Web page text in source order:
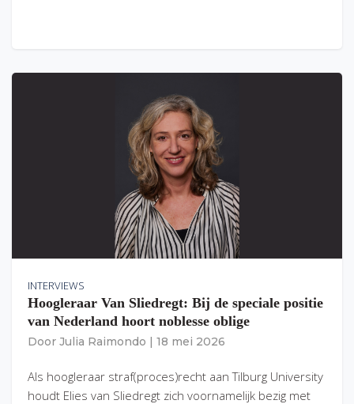
INTERVIEWS
Hoogleraar Van Sliedregt: Bij de speciale positie
van Nederland hoort noblesse oblige
Door Julia Raimondo 18 mei 2026
Als hoogleraar straf(proces)recht aan Tilburg University
houdt Elies van Sliedregt zich voornamelijk bezig met